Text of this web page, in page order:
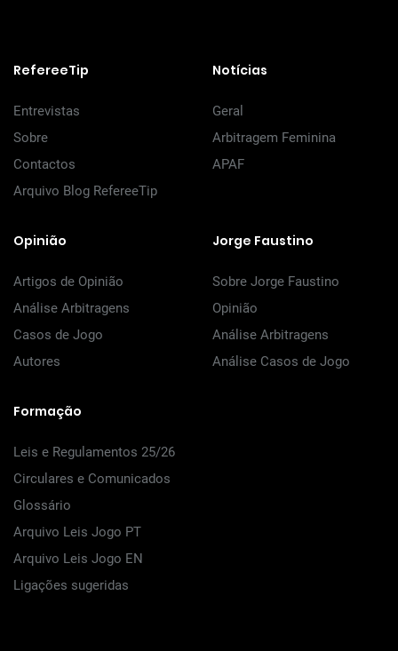
RefereeTip
Entrevistas
Sobre
Contactos
Arquivo Blog RefereeTip
Notícias
Geral
Arbitragem Feminina
APAF
Opinião
Artigos de Opinião
Análise Arbitragens
Casos de Jogo
Autores
Jorge Faustino
Sobre Jorge Faustino
Opinião
Análise Arbitragens
Análise Casos de Jogo
Formação
Leis e Regulamentos 25/26
Circulares e Comunicados
Glossário
Arquivo Leis Jogo PT
Arquivo Leis Jogo EN
Ligações sugeridas